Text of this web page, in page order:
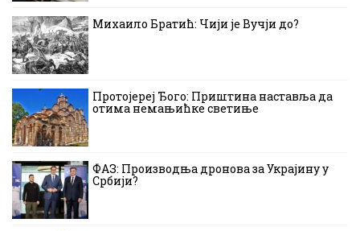
Михаило Братић: Чији је Вучји до?
Протојереј Ђого: Приштина наставља да
отима немањићке светиње
ФАЗ: Производња дронова за Украјину у
Србији?